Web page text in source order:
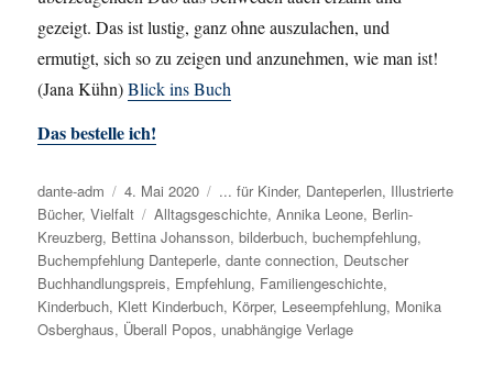
gezeigt. Das ist lustig, ganz ohne auszulachen, und
ermutigt, sich so zu zeigen und anzunehmen, wie man ist!
(Jana Kühn)Blick ins Buch
Das bestelle ich!
Autor
dante-adm
Veröffentlicht
am
4. Mai 2020 Kategorien
... für Kinder, Danteperlen, Illustrierte
Bücher,Vielfalt Schlagwörter
Alltagsgeschichte,Annika Leone, Berlin-
Kreuzberg, Bettina Johansson,bilderbuch,buchempfehlung,
Buchempfehlung Danteperle,dante connection, Deutscher
Buchhandlungspreis, Empfehlung, Familiengeschichte,
Kinderbuch, Klett Kinderbuch, Körper, Leseempfehlung, Monika
Osberghaus, Überall Popos, unabhängige Verlage